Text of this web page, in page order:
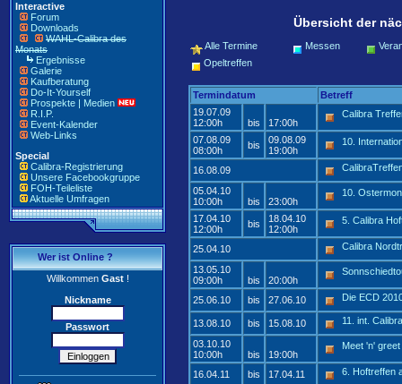
Interactive
Forum
Downloads
WAHL-Calibra des
Monats
Ergebnisse
Galerie
Kaufberatung
Do-It-Yourself
Prospekte | Medien
R.I.P.
Event-Kalender
Web-Links
Special
Calibra-Registrierung
Unsere Facebookgruppe
FOH-Teileliste
Aktuelle Umfragen
Wer ist Online ?
WillkommenGast!
Nickname
Passwort
Übersicht der
Alle Termine Messen
Opeltreffen
Termindatum
Betreff
19.07.09
12:00h
bis 17:00h
Calibra
07.08.09
08:00h
bis
09.08.09
19:00h
10.
16.08.09
05.04.10
10:00h
bis 23:00h
10.
17.04.10
12:00h
bis
18.04.10
12:00h
5. Calibra
25.04.10 Calibra
13.05.10
09:00h
bis 20:00h
25.06.10 bis 27.06.10 Die ECD
13.08.10 bis 15.08.10 11. int.
03.10.10
10:00h
bis 19:00h
Meet 'n'
16.04.11 bis 17.04.11 6. Hoftreffen